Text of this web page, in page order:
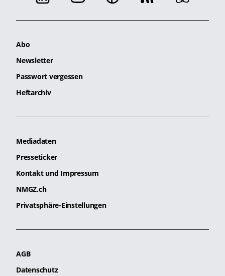
Abo
Newsletter
Passwort vergessen
Heftarchiv
Mediadaten
Presseticker
Kontakt und Impressum
NMGZ.ch
Privatsphäre-Einstellungen
AGB
Datenschutz